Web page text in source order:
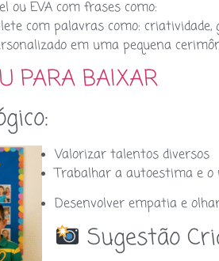
ou EVA com frases como:
com palavras como: criatividade,
em uma pequena
PARA BAIXAR
Valorizar talentos diversos
Trabalhar a autoestima e o
Desenvolver empatia e
Sugestão